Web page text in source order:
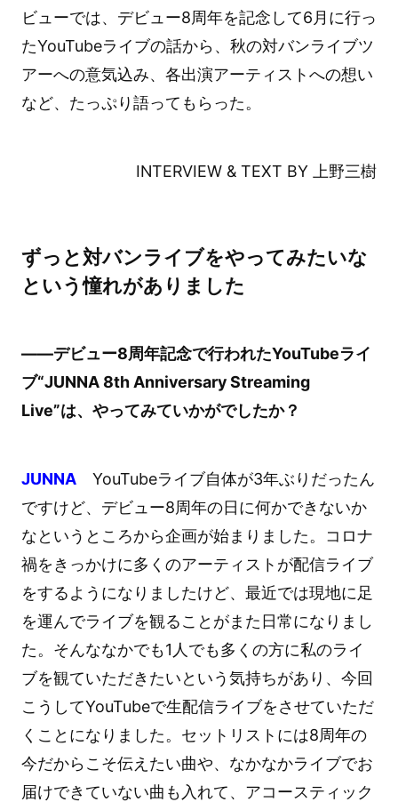
ビューでは、デビュー8周年を記念して6月に行っ
たYouTubeライブの話から、秋の対バンライブツ
アーへの意気込み、各出演アーティストへの想い
など、たっぷり語ってもらった。
INTERVIEW & TEXT BY 上野三樹
ずっと対バンライブをやってみたいな
という憧れがありました
――デビュー8周年記念で行われたYouTubeライ
ブ“JUNNA 8th Anniversary Streaming
Live”は、やってみていかがでしたか？
JUNNAYouTubeライブ自体が3年ぶりだったん
ですけど、デビュー8周年の日に何かできないか
なというところから企画が始まりました。コロナ
禍をきっかけに多くのアーティストが配信ライブ
をするようになりましたけど、最近では現地に足
を運んでライブを観ることがまた日常になりまし
た。そんななかでも1人でも多くの方に私のライ
ブを観ていただきたいという気持ちがあり、今回
こうしてYouTubeで生配信ライブをさせていただ
くことになりました。セットリストには8周年の
今だからこそ伝えたい曲や、なかなかライブでお
届けできていない曲も入れて、アコースティック